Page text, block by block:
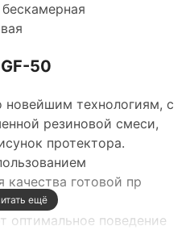
бескамерная
50
технологиям, с
резиновой смеси,
протектора.
качества готовой пр
оптимальное поведение
ещё